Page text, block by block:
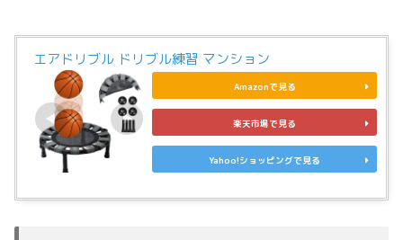
エアドリブル ドリブル練習 マンション
Amazonで見る
楽天市場で見る
Yahoo!ショッピングで見る